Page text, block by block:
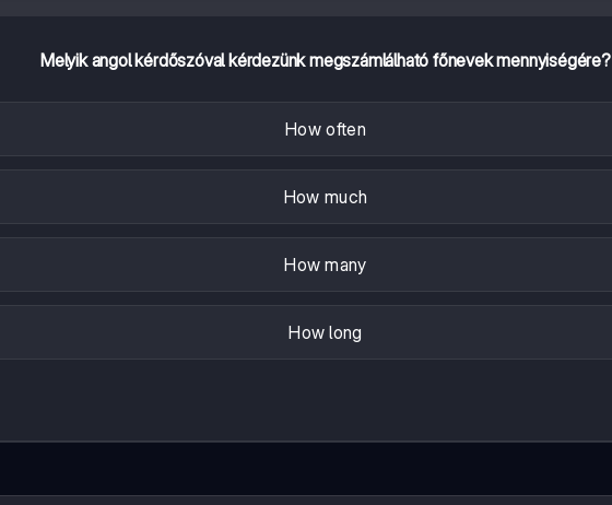
Melyik angol kérdőszóval kérdezünk megszámlálható főnevek mennyiségére?
How often
How much
How many
How long